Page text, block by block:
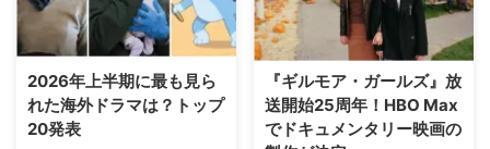
2026年上半期に最も見ら
れた海外ドラマは？トップ
20発表
『ギルモア・ガールズ』放
送開始25周年！HBO Max
でドキュメンタリー映画の